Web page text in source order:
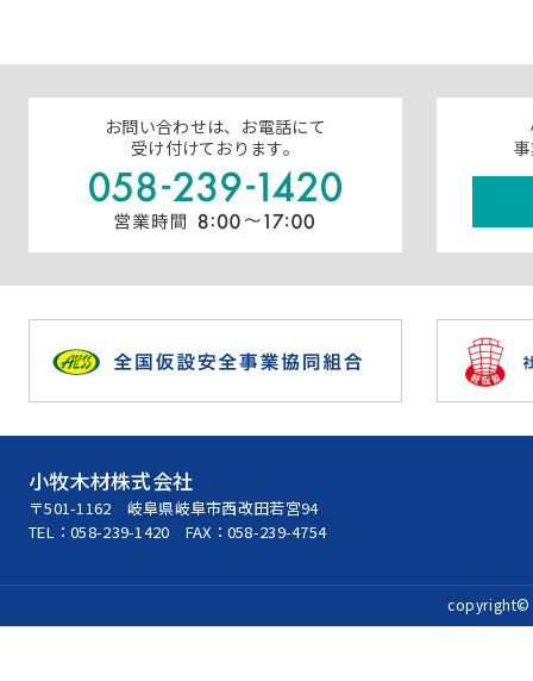
お問い合わせは、お電話にて
受け付けております。
小牧木材株式会社
〒501-1162 岐阜県岐阜市西改田若宮94
TEL：058-239-1420 FAX：058-239-4754
copyright©